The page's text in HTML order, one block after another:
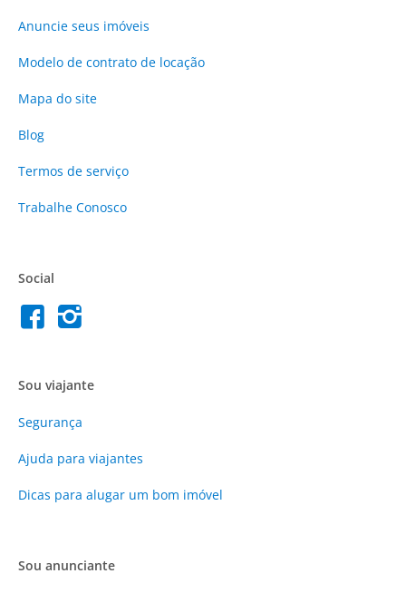
Anuncie seus imóveis
Modelo de contrato de locação
Mapa do site
Blog
Termos de serviço
Trabalhe Conosco
Social
Sou viajante
Segurança
Ajuda para viajantes
Dicas para alugar um bom imóvel
Sou anunciante